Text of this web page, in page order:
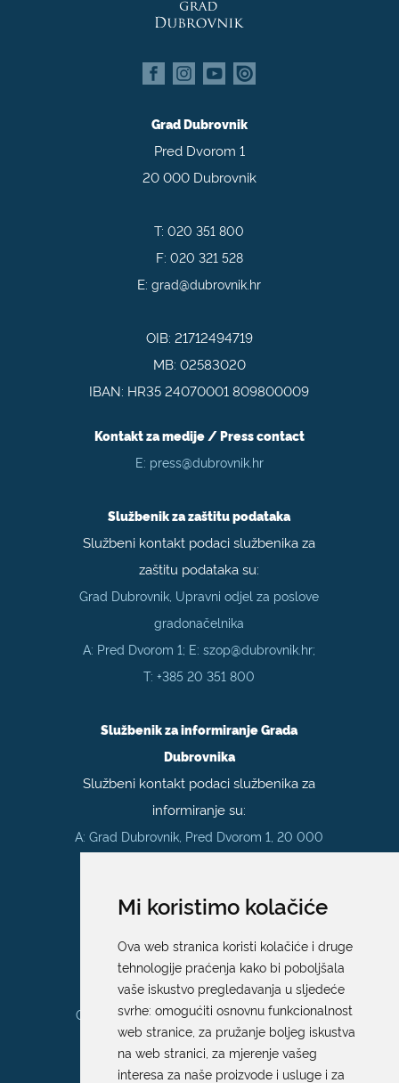
Mi koristimo kolačiće
Ova web stranica koristi kolačiće i druge
tehnologije praćenja kako bi poboljšala
vaše iskustvo pregledavanja u sljedeće
svrhe: omogućiti osnovnu funkcionalnost
web stranice, za pružanje boljeg iskustva
na web stranici za mjerenje vašeg
interesa za naše proizvode i usluge i za
Grad Dubrovnik
Pred Dvorom 1
20 000 Dubrovnik
T:020 351 800
F: 020 321 528
E:grad@dubrovnik.hr
OIB: 21712494719
MB: 02583020
IBAN: HR35 24070001 809800009
Kontakt za medije / Press contact
E: press@dubrovnik.hr
Službenik za zaštitu podataka
Službeni kontakt podaci službenika za
zaštitu podataka su:
Grad Dubrovnik, Upravni odjel za poslove
gradonačelnika
A: Pred Dvorom 1; E: szop@dubrovnik.hr;
T:+385 20 351 800
Službenik za informiranje Grada
Dubrovnika
Službeni kontakt podaci službenika za
informiranje su:
A: Grad Dubrovnik, Pred Dvorom 1, 20 000
Ured 205; rad sa strankama za sva
upravna tijela Grada Dubrovnika
Gundulićeva poljana 10, 20000 Dubrovnik
Radno vrijeme sa strankama:
Ponedjeljak – Petak; 9.00 – 12.00 sati